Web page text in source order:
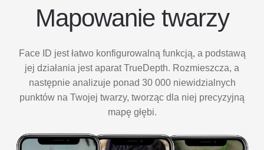
Mapowanie twarzy
Face ID jest łatwo konfigurowalną funkcją, a podstawą
jej działania jest aparat TrueDepth. Rozmieszcza, a
następnie analizuje ponad 30 000 niewidzialnych
punktów na Twojej twarzy, tworząc dla niej precyzyjną
mapę głębi.